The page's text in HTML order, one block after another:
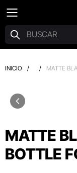
INICIO / / MATTE
MATTE
BOTTLE